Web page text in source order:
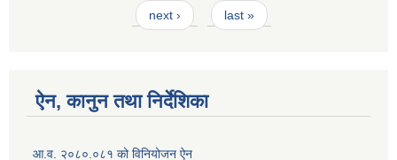
next › last »
ऐन, कानुन तथा निर्देशिका
आ.व. २०८०.०८१ को विनियोजन ऐन